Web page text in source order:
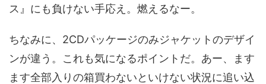
ス』にも負けない手応え。燃えるなー。
ちなみに、2CDパッケージのみジャケットのデザイ
ンが違う。これも気になるポイントだ。あー、ます
ます全部入りの箱買わないといけない状況に追い込